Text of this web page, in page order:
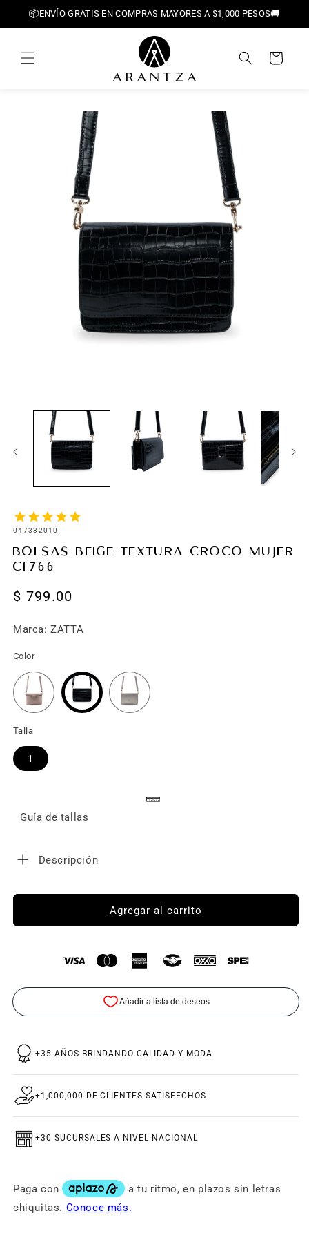
directamente
al contenido
📦ENVÍO GRATIS EN COMPRAS MAYORES A $1,000 PESOS🚚
Carrito
SKU:
047332010
BOLSAS BEIGE TEXTURA CROCO MUJER
C1766
Precio
$ 799.00
Marca: ZATTA
Color
Talla
1
Guía de tallas
Descripción
Agregar al carrito
+35 AÑOS BRINDANDO CALIDAD Y MODA
+1,000,000 DE CLIENTES SATISFECHOS
+30 SUCURSALES A NIVEL NACIONAL